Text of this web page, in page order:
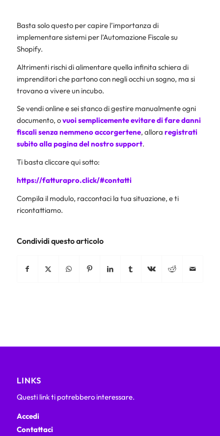
Basta solo questo per capire l’importanza di
implementare sistemi per l’Automazione Fiscale su
Shopify.
Altrimenti rischi di alimentare quella infinita schiera di
imprenditori che partono con negli occhi un sogno, ma si
trovano a vivere un incubo.
Se vendi online e sei stanco di gestire manualmente ogni
documento, ovuoi semplicemente evitare di fare danni
fiscali senza nemmeno accorgertene, allora registrati
subito alla pagina del nostro support.
Ti basta cliccare qui sotto:
https://fatturapro.click/#contatti
Compila il modulo, raccontaci la tua situazione, e ti
ricontattiamo.
Condividi questo articolo
LINKS
Questi link ti potrebbero interessare.
Accedi
Contattaci